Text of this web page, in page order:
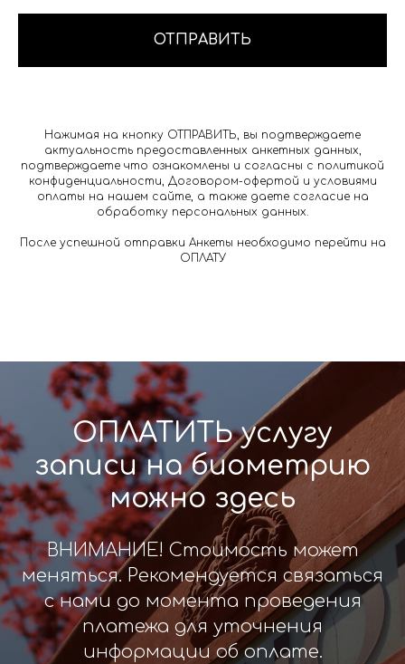
ОТПРАВИТЬ
Нажимая на кнопку ОТПРАВИТЬ, вы подтверждаете
актуальность предоставленных анкетных данных,
подтверждаете что ознакомлены и согласны с политикой
конфиденциальности, Договором-офертой и условиями
оплаты на нашем сайте, а также даете согласие на
обработку персональных данных.
После успешной отправки Анкеты необходимо перейти на
ОПЛАТУ
ОПЛАТИТЬ услугу
записи на биометрию
можно здесь
ВНИМАНИЕ! Стоимость может
меняться. Рекомендуется связаться
с нами до момента проведения
платежа для уточнения
информации об оплате.